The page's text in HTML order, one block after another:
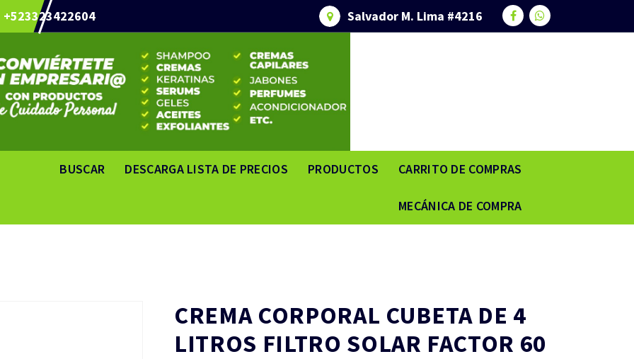
+523323422604 Salvador M. Lima #4216
BUSCAR DESCARGA LISTA DE PRECIOS PRODUCTOS CARRITO DE COMPRAS
MECÁNICA DE COMPRA
CREMA CORPORAL CUBETA DE 4
LITROS FILTRO SOLAR FACTOR 60